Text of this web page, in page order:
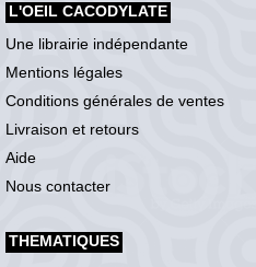
L'OEIL CACODYLATE
Une librairie indépendante
Mentions légales
Conditions générales de ventes
Livraison et retours
Aide
Nous contacter
THEMATIQUES